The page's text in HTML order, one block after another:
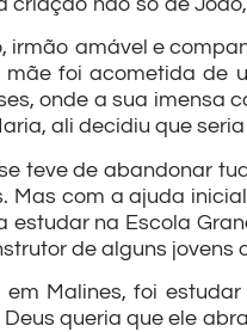
irmão amável e
mãe foi acometida de
onde a sua imensa
ali decidiu que
teve de abandonar
Mas com a ajuda
estudar na Escola
de alguns jovens
em Malines, foi
queria que ele